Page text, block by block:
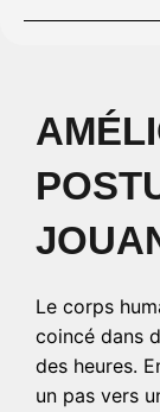
Le corps
coincé dans
des heures.
un pas vers